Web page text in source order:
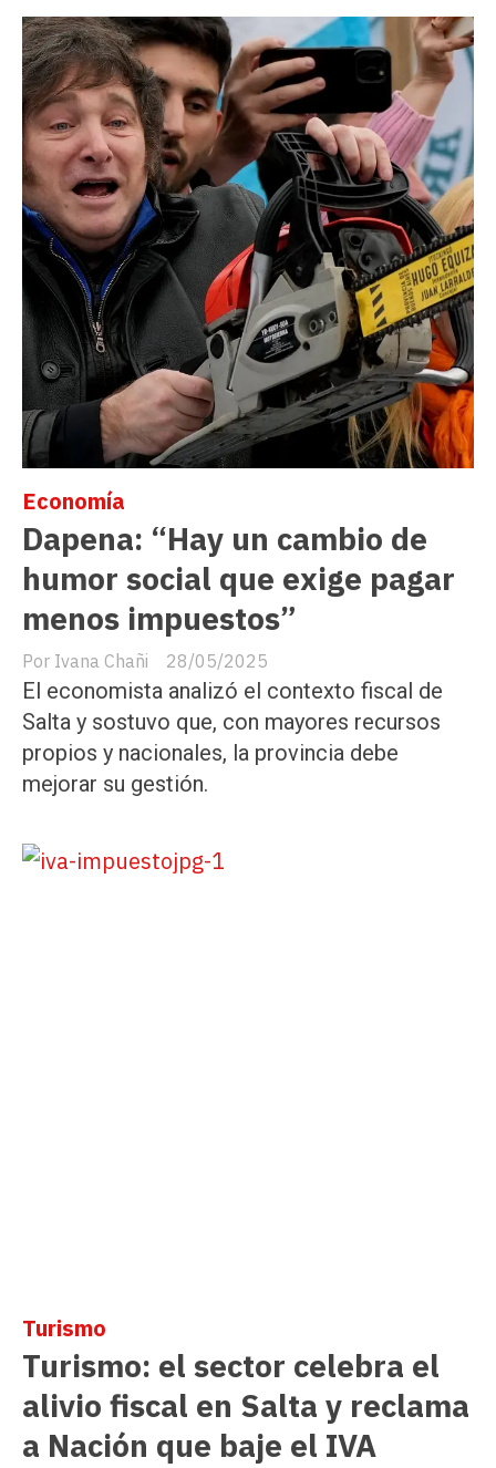
Dapena: “Hay un cambio de
humor social que exige pagar
menos impuestos”
Ivana Chañi
Economía
28/05/2025
El economista analizó el contexto fiscal de
Salta y sostuvo que, con mayores recursos
propios y nacionales, la provincia debe
mejorar su gestión.
Turismo: el sector celebra el
alivio fiscal en Salta y reclama
a Nación que baje el IVA
Turismo